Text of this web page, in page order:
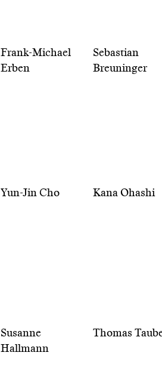
Frank-Michael
Erben
Sebastian
Breuninger
Yun-Jin Cho Kana Ohashi
Susanne
Hallmann
Thomas